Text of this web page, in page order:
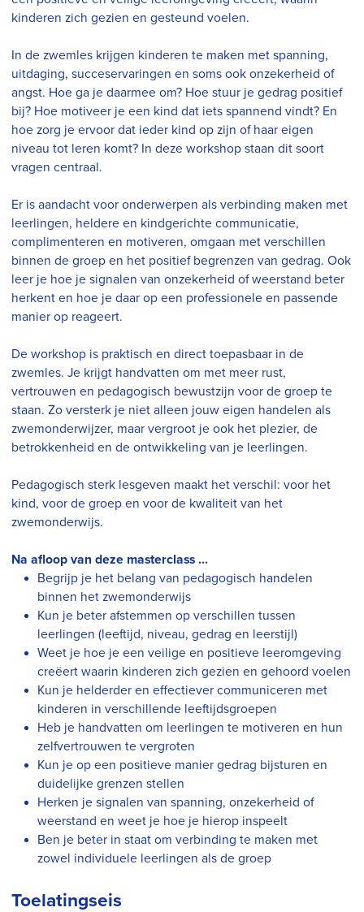
kinderen zich gezien en gesteund voelen.
In de zwemles krijgen kinderen te maken met spanning,
uitdaging, succeservaringen en soms ook onzekerheid of
angst. Hoe ga je daarmee om? Hoe stuur je gedrag positief
bij? Hoe motiveer je een kind dat iets spannend vindt? En
hoe zorg je ervoor dat ieder kind op zijn of haar eigen
niveau tot leren komt? In deze workshop staan dit soort
vragen centraal.
Er is aandacht voor onderwerpen als verbinding maken met
leerlingen, heldere en kindgerichte communicatie,
complimenteren en motiveren, omgaan met verschillen
binnen de groep en het positief begrenzen van gedrag. Ook
leer je hoe je signalen van onzekerheid of weerstand beter
herkent en hoe je daar op een professionele en passende
manier op reageert.
De workshop is praktisch en direct toepasbaar in de
zwemles. Je krijgt handvatten om met meer rust,
vertrouwen en pedagogisch bewustzijn voor de groep te
staan. Zo versterk je niet alleen jouw eigen handelen als
zwemonderwijzer, maar vergroot je ook het plezier, de
betrokkenheid en de ontwikkeling van je leerlingen.
Pedagogisch sterk lesgeven maakt het verschil: voor het
kind, voor de groep en voor de kwaliteit van het
zwemonderwijs.
Na afloop van deze masterclass ...
Begrijp je het belang van pedagogisch handelen
binnen het zwemonderwijs
Kun je beter afstemmen op verschillen tussen
leerlingen (leeftijd, niveau, gedrag en leerstijl)
Weet je hoe je een veilige en positieve leeromgeving
creëert waarin kinderen zich gezien en gehoord voelen
Kun je helderder en effectiever communiceren met
kinderen in verschillende leeftijdsgroepen
Heb je handvatten om leerlingen te motiveren en hun
zelfvertrouwen te vergroten
Kun je op een positieve manier gedrag bijsturen en
duidelijke grenzen stellen
Herken je signalen van spanning, onzekerheid of
weerstand en weet je hoe je hierop inspeelt
Ben je beter in staat om verbinding te maken met
zowel individuele leerlingen als de groep
Toelatingseis